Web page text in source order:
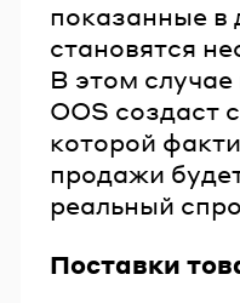
показанные в
становятся
В этом
OOS создаст
которой
продажи
реальный
Поставки